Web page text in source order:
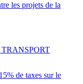
les projets de la
de taxes sur le